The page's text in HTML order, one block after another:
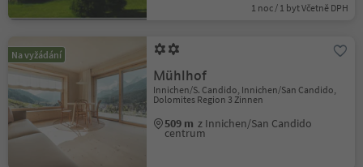
1 noc / 1 byt Včetně DPH
Na vyžádání
Mühlhof
Innichen/S. Candido, Innichen/San Candido,
Dolomites Region 3 Zinnen
509 m z Innichen/San Candido
centrum